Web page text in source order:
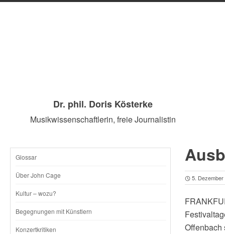
Dr. phil. Doris Kösterke
Musikwissenschaftlerin, freie Journalistin
SKIP
CONTENT
Glossar
Über John Cage
Kultur – wozu?
Begegnungen mit Künstlern
Konzertkritiken
5. Dezember
Offenbach